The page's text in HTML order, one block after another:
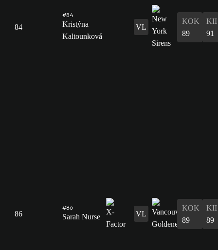
84
#84
Kristýna
Kaltounková
VL
KOK
89
KII
91
86
#86
Sarah Nurse VL
KOK
89
KII
89